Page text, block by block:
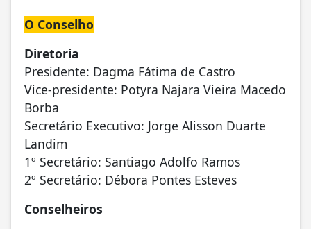
O Conselho
Diretoria
Presidente: Dagma Fátima de Castro
Vice-presidente: Potyra Najara Vieira Macedo
Borba
Secretário Executivo: Jorge Alisson Duarte
Landim
1º Secretário: Santiago Adolfo Ramos
2º Secretário: Débora Pontes Esteves
Conselheiros